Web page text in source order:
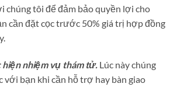
chúng tôi để đảm bảo quyền lợi cho
cần đặt cọc trước 50% giá trị hợp đồng
nhiệm vụ thám tử. Lúc này chúng
với bạn khi cần hỗ trợ hay bàn giao